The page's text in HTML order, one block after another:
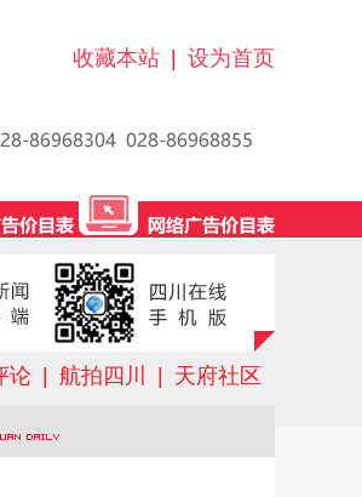
收藏本站 设为首页
论 航拍四川 天府社区